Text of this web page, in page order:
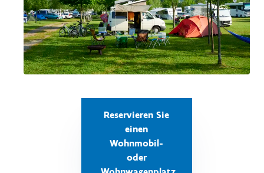
Reservieren Sie
einen
Wohnmobil-
oder